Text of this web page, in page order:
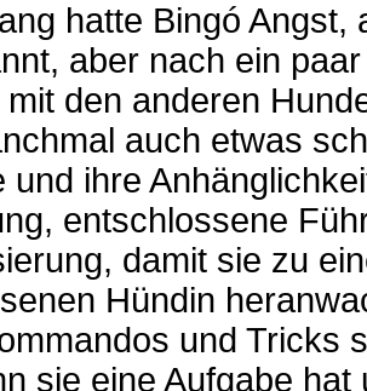
hatte Bingó Angst,
aber nach ein
den anderen
auch etwas
und ihre
entschlossene
damit sie zu
Hündin
und Tricks
sie eine Aufgabe hat